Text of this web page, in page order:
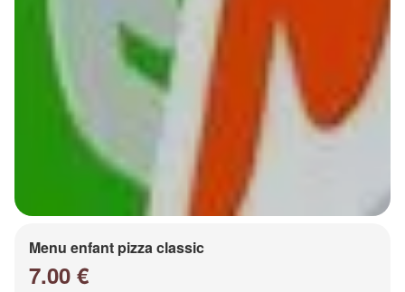
Menu enfant pizza classic
7.00 €